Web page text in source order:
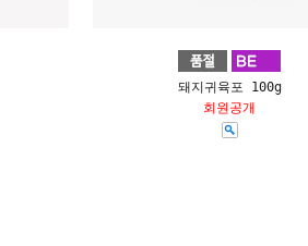
돼지귀육포 100g
회원공개